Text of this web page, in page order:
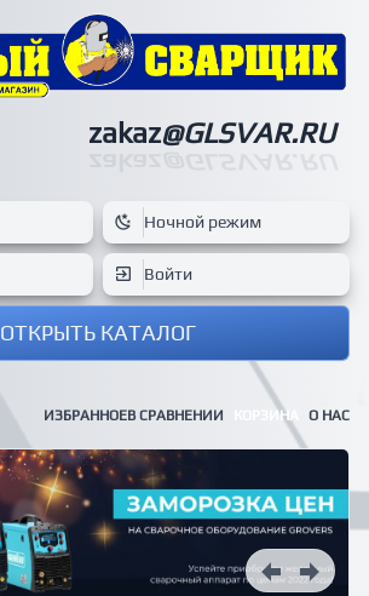
zakaz@GLSVAR.RU
Ночной режим
Войти
ОТКРЫТЬ КАТАЛОГ
ИЗБРАННОЕВ СРАВНЕНИИ КОРЗИНА О НАС